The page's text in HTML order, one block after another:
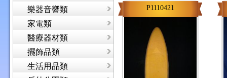
樂器音響類
家電類
醫療器材類
擺飾品類
生活用品類
P1110421